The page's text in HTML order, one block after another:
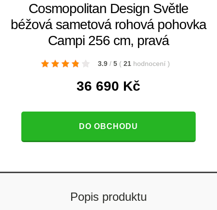
Cosmopolitan Design Světle
béžová sametová rohová pohovka
Campi 256 cm, pravá
3.9 / 5 ( 21 hodnocení )
36 690 Kč
DO OBCHODU
Popis produktu